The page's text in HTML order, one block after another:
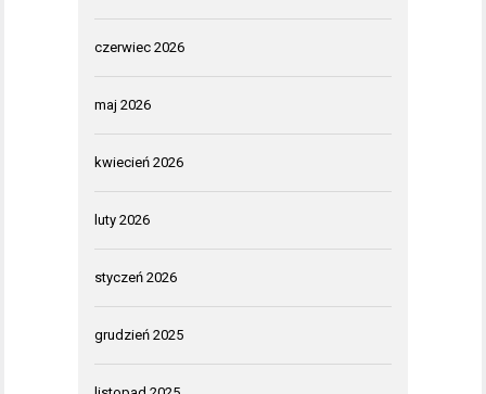
czerwiec 2026
maj 2026
kwiecień 2026
luty 2026
styczeń 2026
grudzień 2025